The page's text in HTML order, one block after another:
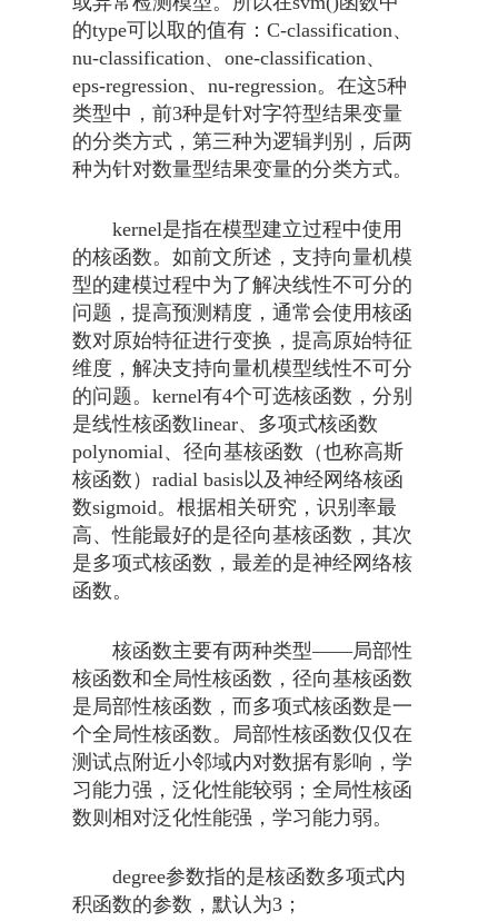
的type可以取的值有：C-classification、
nu-classification、one-classification、
eps-regression、nu-regression。在这5种
类型中，前3种是针对字符型结果变量
的分类方式，第三种为逻辑判别，后两
种为针对数量型结果变量的分类方式。
kernel是指在模型建立过程中使用
的核函数。如前文所述，支持向量机模
型的建模过程中为了解决线性不可分的
问题，提高预测精度，通常会使用核函
数对原始特征进行变换，提高原始特征
维度，解决支持向量机模型线性不可分
的问题。kernel有4个可选核函数，分别
是线性核函数linear、多项式核函数
polynomial、径向基核函数（也称高斯
核函数）radial basis以及神经网络核函
数sigmoid。根据相关研究，识别率最
高、性能最好的是径向基核函数，其次
是多项式核函数，最差的是神经网络核
函数。
核函数主要有两种类型——局部性
核函数和全局性核函数，径向基核函数
是局部性核函数，而多项式核函数是一
个全局性核函数。局部性核函数仅仅在
测试点附近小邻域内对数据有影响，学
习能力强，泛化性能较弱；全局性核函
数则相对泛化性能强，学习能力弱。
degree参数指的是核函数多项式内
积函数的参数，默认为3；